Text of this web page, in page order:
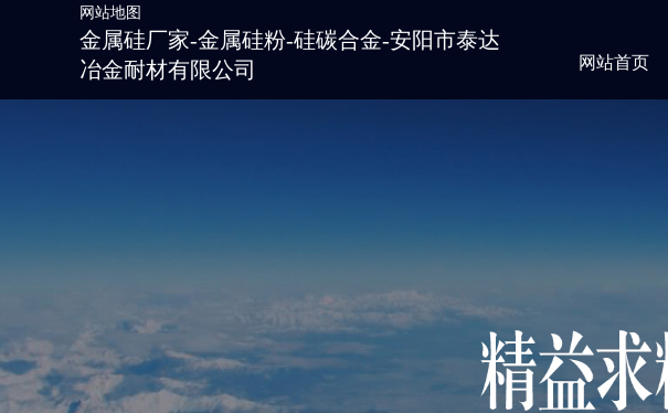
网站地图
金属硅厂家-金属硅粉-硅碳合金-安阳市泰达
冶金耐材有限公司
网站首页